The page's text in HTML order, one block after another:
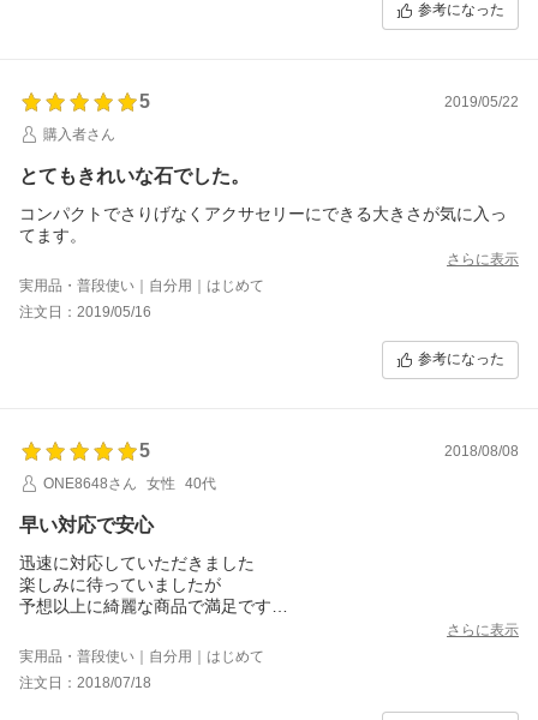
参考になった
5
2019/05/22
購入者さん
とてもきれいな石でした。
コンパクトでさりげなくアクサセリーにできる大きさが気に入っ
てます。
さらに表示
実用品・普段使い｜自分用｜はじめて
注文日：2019/05/16
参考になった
5
2018/08/08
ONE8648さん
女性 40代
早い対応で安心
迅速に対応していただきました
楽しみに待っていましたが
予想以上に綺麗な商品で満足です
ありがとうございました
さらに表示
実用品・普段使い｜自分用｜はじめて
注文日：2018/07/18